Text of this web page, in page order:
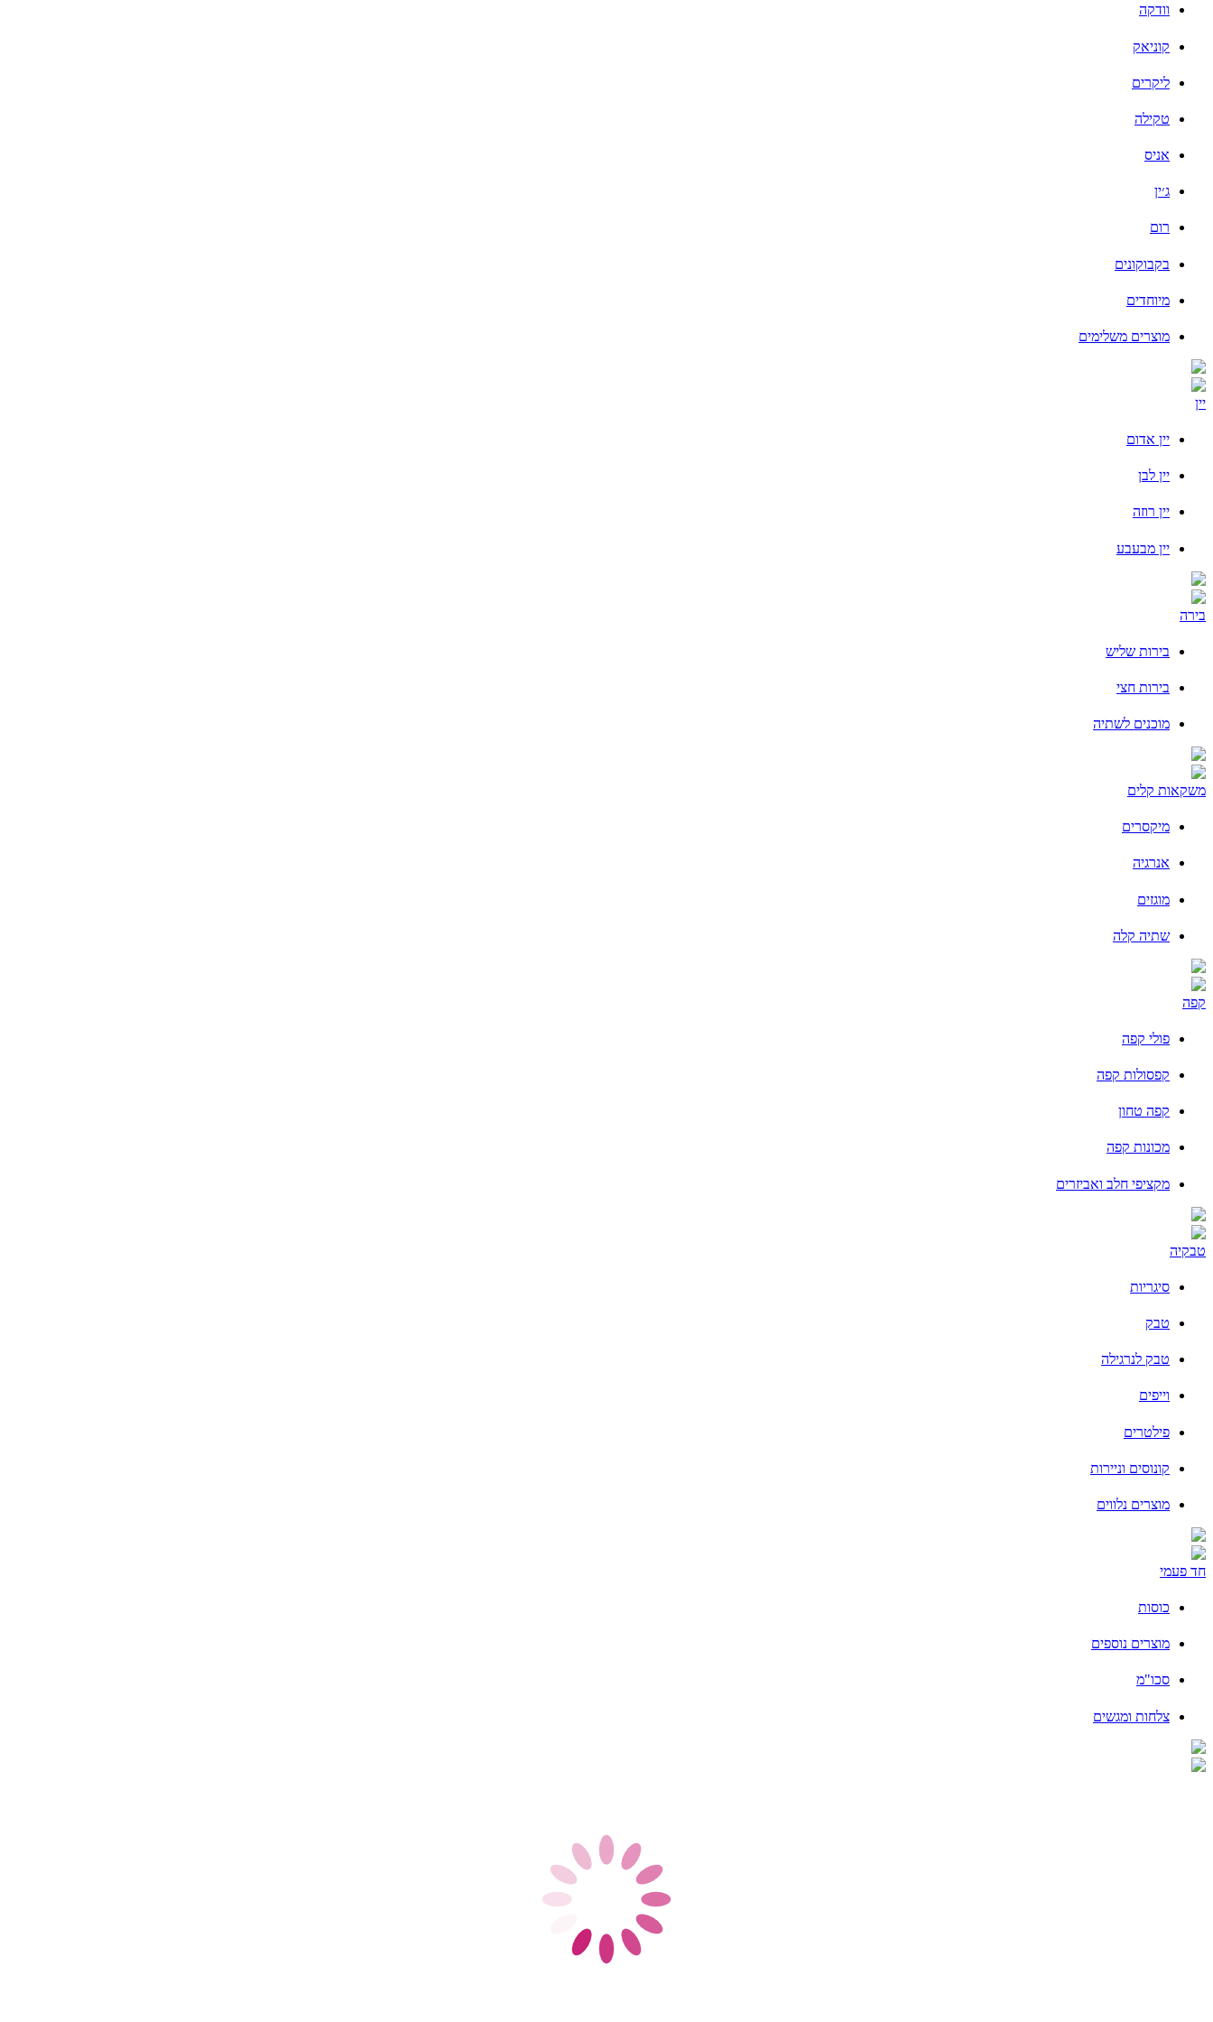
וודקה
קוניאק
ליקרים
טקילה
אניס
ג׳ין
רום
בקבוקונים
מיוחדים
מוצרים משלימים
יין
יין אדום
יין לבן
יין רוזה
יין מבעבע
בירה
בירות שליש
בירות חצי
מוכנים לשתיה
משקאות קלים
מיקסרים
אנרגיה
מוגזים
שתיה קלה
קפה
פולי קפה
קפסולות קפה
קפה טחון
מכונות קפה
מקציפי חלב ואביזרים
טבקיה
סיגריות
טבק
טבק לנרגילה
וייפים
פילטרים
קונוסים וניירות
מוצרים נלווים
חד פעמי
כוסות
מוצרים נוספים
סכו"מ
צלחות ומגשים